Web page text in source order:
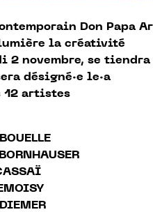
Don Papa
la créativité
2 novembre, se tiendra
désigné·e le·a
12 artistes